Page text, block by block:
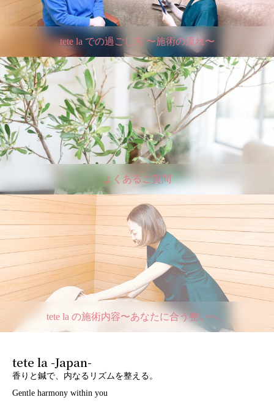
tete la での過ごし方 〜施術の流れ〜
よくあるご質問
tete la の施術内容〜あなたに合う整いへ。
tete la -Japan-
香りと鍼で、内なるリズムを整える。
Gentle harmony within you